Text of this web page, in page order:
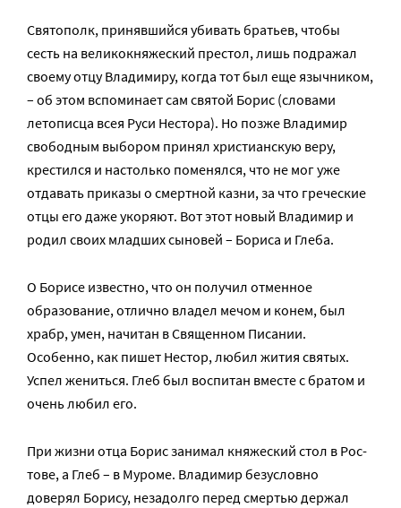
Святополк, принявшийся убивать братьев, чтобы
сесть на великокняжеский престол, лишь подражал
своему отцу Владимиру, когда тот был еще язычником,
– об этом вспоминает сам святой Борис (словами
летописца всея Руси Нестора). Но позже Владимир
свободным выбором принял христианскую веру,
крестился и настолько поменялся, что не мог уже
отдавать приказы о смертной казни, за что греческие
отцы его даже укоряют. Вот этот новый Владимир и
родил своих младших сыновей – Бориса и Глеба.
О Борисе известно, что он получил отменное
образование, отлично владел мечом и конем, был
храбр, умен, начитан в Священном Писании.
Особенно, как пишет Нестор, любил жития святых.
Успел жениться. Глеб был воспитан вместе с братом и
очень любил его.
При жиз­ни от­ца Бо­рис за­ни­мал кня­же­ский стол в Рос­
то­ве, а Глеб – в Му­ро­ме. Владимир безусловно
доверял Борису, незадолго перед смертью держал